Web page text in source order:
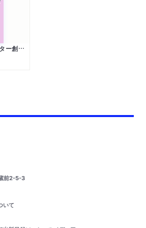
７日でできるキャラクター創作入門
前2-5-3
いて